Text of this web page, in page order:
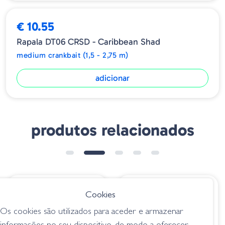
€ 10.55
Rapala DT06 CRSD - Caribbean Shad
medium crankbait (1,5 - 2,75 m)
adicionar
produtos relacionados
Crankbait OSP Blitz
Max - RPO-45 Real
Rapala DT06 CRSD -
Caribbean Shad
Cookies
Os cookies são utilizados para aceder e armazenar